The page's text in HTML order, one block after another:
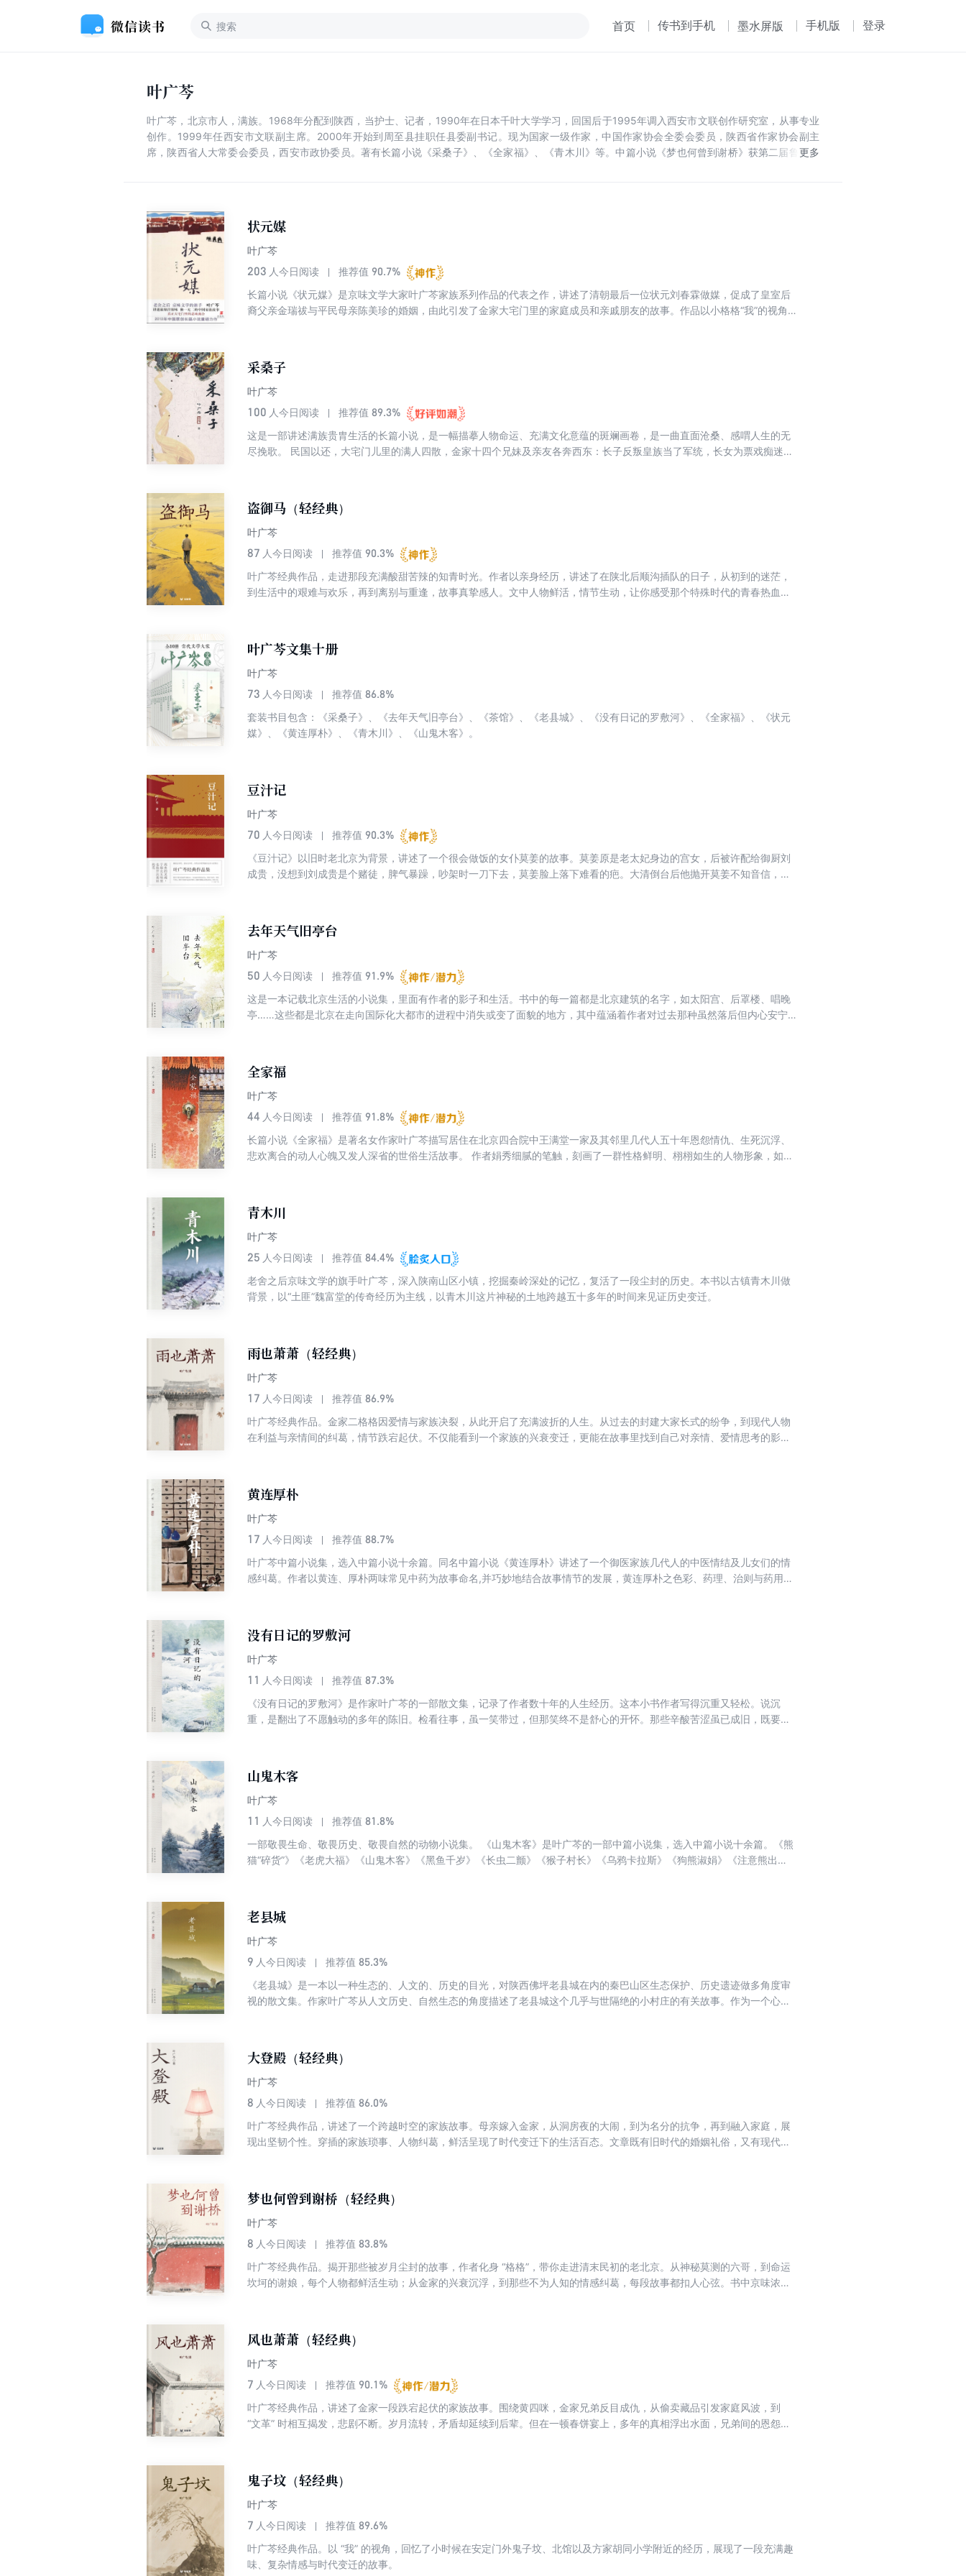
首页 传书到手机 墨水屏版 手机版 登录
叶广芩
叶广芩，北京市人，满族。1968年分配到陕西，当护士、记者，1990年在日本千叶大学学习，回国后于1995年调入西安市文联创作研究室，从事专业
创作。1999年任西安市文联副主席。2000年开始到周至县挂职任县委副书记。现为国家一级作家，中国作家协会全委会委员，陕西省作家协会副主
席，陕西省人大常委会委员，西安市政协委员。著有长篇小说《采桑子》、《全家福》、《青木川》等。中篇小说《梦也何曾到谢桥》获第二届鲁迅文
状元媒
叶广芩
203 人今日阅读 推荐值 90.7%
长篇小说《状元媒》是京味文学大家叶广芩家族系列作品的代表之作，讲述了清朝最后一位状元刘春霖做媒，促成了皇室后
裔父亲金瑞祓与平民母亲陈美珍的婚姻，由此引发了金家大宅门里的家庭成员和亲戚朋友的故事。作品以小格格“我”的视角
接体验与研习、对世事交变的敏锐感知，以及自身修养所具有的学识与胸襟，加之现实主义的艺术风格，都赋予了这部作品
非比寻常的魅力。
采桑子
叶广芩
100 人今日阅读 推荐值 89.3%
这是一部讲述满族贵胄生活的长篇小说，是一幅描摹人物命运、充满文化意蕴的斑斓画卷，是一曲直面沧桑、感喟人生的无
尽挽歌。 民国以还，大宅门儿里的满人四散，金家十四个兄妹及亲友各奔西东：长子反叛皇族当了军统，长女为票戏痴迷一
释怀，娓娓道来，不瘟不躁，从容舒展中饱溢书卷翰墨之气，实有大家遗风。其“京味儿”，较之一般京味小说更为浓郁、醇
厚，是从生活深层涌流出来的上层老北京的情趣与意蕴，具有独特的艺术魅力。
盗御马（轻经典）
叶广芩
87 人今日阅读 推荐值 90.3%
叶广芩经典作品，走进那段充满酸甜苦辣的知青时光。作者以亲身经历，讲述了在陕北后顺沟插队的日子，从初到的迷茫，
到生活中的艰难与欢乐，再到离别与重逢，故事真挚感人。文中人物鲜活，情节生动，让你感受那个特殊时代的青春热血与
叶广芩文集十册
叶广芩
73 人今日阅读 推荐值 86.8%
套装书目包含：《采桑子》、《去年天气旧亭台》、《茶馆》、《老县城》、《没有日记的罗敷河》、《全家福》、《状元
媒》、《黄连厚朴》、《青木川》、《山鬼木客》。
豆汁记
叶广芩
70 人今日阅读 推荐值 90.3%
《豆汁记》以旧时老北京为背景，讲述了一个很会做饭的女仆莫姜的故事。莫姜原是老太妃身边的宫女，后被许配给御厨刘
成贵，没想到刘成贵是个赌徒，脾气暴躁，吵架时一刀下去，莫姜脸上落下难看的疤。大清倒台后他抛开莫姜不知音信，走
和瘫痪的刘成贵管不了，开煤气自杀了。《豆汁记》是叶广芩近年来的中短篇小说集，收录了《黄连·厚朴》《醉也无聊》
《豆汁记》《状元媒》等著名作品。
去年天气旧亭台
叶广芩
50 人今日阅读 推荐值 91.9%
这是一本记载北京生活的小说集，里面有作者的影子和生活。书中的每一篇都是北京建筑的名字，如太阳宫、后罩楼、唱晚
亭……这些都是北京在走向国际化大都市的进程中消失或变了面貌的地方，其中蕴涵着作者对过去那种虽然落后但内心安宁
感觉已经走远，连同那些明明灭灭的故事一起隐于历史的深处，如同一阵阵的风，淡了、散了……
全家福
叶广芩
44 人今日阅读 推荐值 91.8%
长篇小说《全家福》是著名女作家叶广芩描写居住在北京四合院中王满堂一家及其邻里几代人五十年恩怨情仇、生死沉浮、
悲欢离合的动人心魄又发人深省的世俗生活故事。 作者娟秀细腻的笔触，刻画了一群性格鲜明、栩栩如生的人物形象，如生
青木川
叶广芩
25 人今日阅读 推荐值 84.4%
老舍之后京味文学的旗手叶广芩，深入陕南山区小镇，挖掘秦岭深处的记忆，复活了一段尘封的历史。本书以古镇青木川做
背景，以“土匪”魏富堂的传奇经历为主线，以青木川这片神秘的土地跨越五十多年的时间来见证历史变迁。
雨也萧萧（轻经典）
叶广芩
17 人今日阅读 推荐值 86.9%
叶广芩经典作品。金家二格格因爱情与家族决裂，从此开启了充满波折的人生。从过去的封建大家长式的纷争，到现代人物
在利益与亲情间的纠葛，情节跌宕起伏。不仅能看到一个家族的兴衰变迁，更能在故事里找到自己对亲情、爱情思考的影
黄连厚朴
叶广芩
17 人今日阅读 推荐值 88.7%
叶广芩中篇小说集，选入中篇小说十余篇。同名中篇小说《黄连厚朴》讲述了一个御医家族几代人的中医情结及儿女们的情
感纠葛。作者以黄连、厚朴两味常见中药为故事命名,并巧妙地结合故事情节的发展，黄连厚朴之色彩、药理、治则与药用隐
国长大的孩子，环境、文化的不同使他们很难融入日本社会。这些作品无论在结构还是笔法上，都彰显了作者深厚的功力。
没有日记的罗敷河
叶广芩
11 人今日阅读 推荐值 87.3%
《没有日记的罗敷河》是作家叶广芩的一部散文集，记录了作者数十年的人生经历。这本小书作者写得沉重又轻松。说沉
重，是翻出了不愿触动的多年的陈旧。检看往事，虽一笑带过，但那笑终不是舒心的开怀。那些辛酸苦涩虽已成旧，既要写
山鬼木客
叶广芩
11 人今日阅读 推荐值 81.8%
一部敬畏生命、敬畏历史、敬畏自然的动物小说集。 《山鬼木客》是叶广芩的一部中篇小说集，选入中篇小说十余篇。《熊
猫“碎货”》《老虎大福》《山鬼木客》《黑鱼千岁》《长虫二颤》《猴子村长》《乌鸦卡拉斯》《狗熊淑娟》《注意熊出
老县城
叶广芩
9 人今日阅读 推荐值 85.3%
《老县城》是一本以一种生态的、人文的、历史的目光，对陕西佛坪老县城在内的秦巴山区生态保护、历史遗迹做多角度审
视的散文集。作家叶广芩从人文历史、自然生态的角度描述了老县城这个几乎与世隔绝的小村庄的有关故事。作为一个心怀
大登殿（轻经典）
叶广芩
8 人今日阅读 推荐值 86.0%
叶广芩经典作品，讲述了一个跨越时空的家族故事。母亲嫁入金家，从洞房夜的大闹，到为名分的抗争，再到融入家庭，展
现出坚韧个性。穿插的家族琐事、人物纠葛，鲜活呈现了时代变迁下的生活百态。文章既有旧时代的婚姻礼俗，又有现代晚
梦也何曾到谢桥（轻经典）
叶广芩
8 人今日阅读 推荐值 83.8%
叶广芩经典作品。揭开那些被岁月尘封的故事，作者化身 “格格”，带你走进清末民初的老北京。从神秘莫测的六哥，到命运
坎坷的谢娘，每个人物都鲜活生动；从金家的兴衰沉浮，到那些不为人知的情感纠葛，每段故事都扣人心弦。书中京味浓
风也萧萧（轻经典）
叶广芩
7 人今日阅读 推荐值 90.1%
叶广芩经典作品，讲述了金家一段跌宕起伏的家族故事。围绕黄四咪，金家兄弟反目成仇，从偷卖藏品引发家庭风波，到
“文革” 时相互揭发，悲剧不断。岁月流转，矛盾却延续到后辈。但在一顿春饼宴上，多年的真相浮出水面，兄弟间的恩怨情
鬼子坟（轻经典）
叶广芩
7 人今日阅读 推荐值 89.6%
叶广芩经典作品。以 “我” 的视角，回忆了小时候在安定门外鬼子坟、北馆以及方家胡同小学附近的经历，展现了一段充满趣
味、复杂情感与时代变迁的故事。